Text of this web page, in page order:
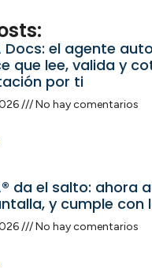
el agente
que lee, valida y
por ti
No hay comentarios
da el salto: ahora
y cumple con
No hay comentarios